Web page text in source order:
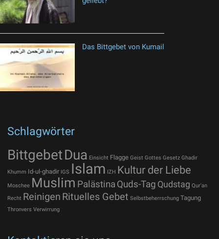
Das Bittgebet von Kumail
Schlagwörter
BittgebetDua Einsicht Flagge Geist Gottes Gesetz Ghadir
Khumm Id-ul-ghadir IGS Islam IZH Kultur der Liebe
Moschee Muslim Palästina Quds-Tag Qudstag Qur'an
Recht Reinigen Rituelles Gebet Selbstbeherrschung Tagung
Thronvers Verwirrung